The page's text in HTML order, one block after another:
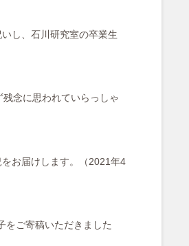
し、石川研究室の卒業生
念に思われていらっしゃ
お届けします。（2021年4
をご寄稿いただきました